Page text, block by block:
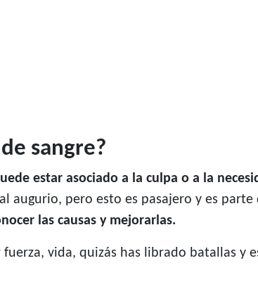
sangre?
estar asociado a la culpa o a la
augurio, pero esto es pasajero y es
las causas y mejorarlas.
vida, quizás has librado batallas y